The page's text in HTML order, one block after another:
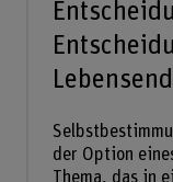
der Option
Thema, das in